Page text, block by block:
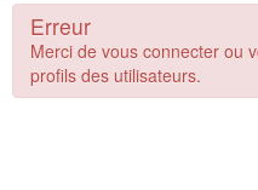
Présentation
Présentation
Actualités
Erreur
Merci de vous connecter ou
profils des utilisateurs.